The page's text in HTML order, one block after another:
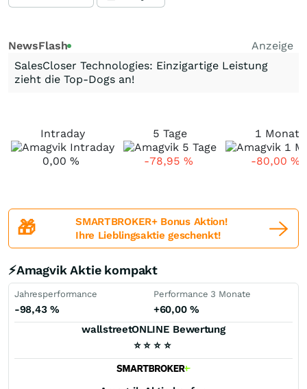
NewsFlash
Anzeige
SalesCloser Technologies: Einzigartige Leistung
zieht die Top-Dogs an!
Intraday
0,00 %
5 Tage
-78,95 %
1 Monat
-80,00 %
🎁
SMARTBROKER+ Bonus Aktion!
Ihre Lieblingsaktie geschenkt!
⚡Amagvik Aktie kompakt
Jahresperformance
-98,43 %
Performance 3 Monate
+60,00 %
wallstreetONLINE Bewertung
⭐ ⭐ ⭐ ⭐